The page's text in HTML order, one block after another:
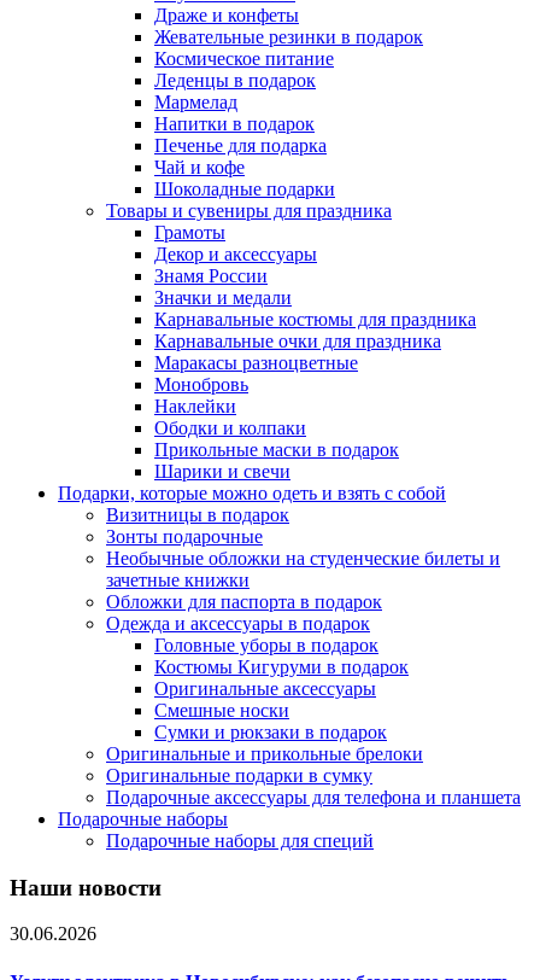
Драже и конфеты
Жевательные резинки в подарок
Космическое питание
Леденцы в подарок
Мармелад
Напитки в подарок
Печенье для подарка
Чай и кофе
Шоколадные подарки
Товары и сувениры для праздника
Грамоты
Декор и аксессуары
Знамя России
Значки и медали
Карнавальные костюмы для праздника
Карнавальные очки для праздника
Маракасы разноцветные
Монобровь
Наклейки
Ободки и колпаки
Прикольные маски в подарок
Шарики и свечи
Подарки, которые можно одеть и взять с собой
Визитницы в подарок
Зонты подарочные
Необычные обложки на студенческие билеты и
зачетные книжки
Обложки для паспорта в подарок
Одежда и аксессуары в подарок
Головные уборы в подарок
Костюмы Кигуруми в подарок
Оригинальные аксессуары
Смешные носки
Сумки и рюкзаки в подарок
Оригинальные и прикольные брелоки
Оригинальные подарки в сумку
Подарочные аксессуары для телефона и планшета
Подарочные наборы
Подарочные наборы для специй
Наши новости
30.06.2026